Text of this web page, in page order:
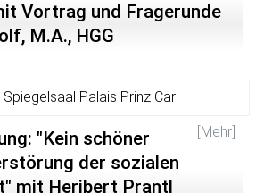
Vortrag und Fragerunde
M.A., HGG
am EWS
in was für Dich ist? Du studierst auf
Dir aber, auf Lehramt zu wechseln?
richtig! Diese Veranstaltung
Spiegelsaal Palais Prinz Carl
[Mehr]
"Kein schöner
der sozialen
mit Heribert Prantl